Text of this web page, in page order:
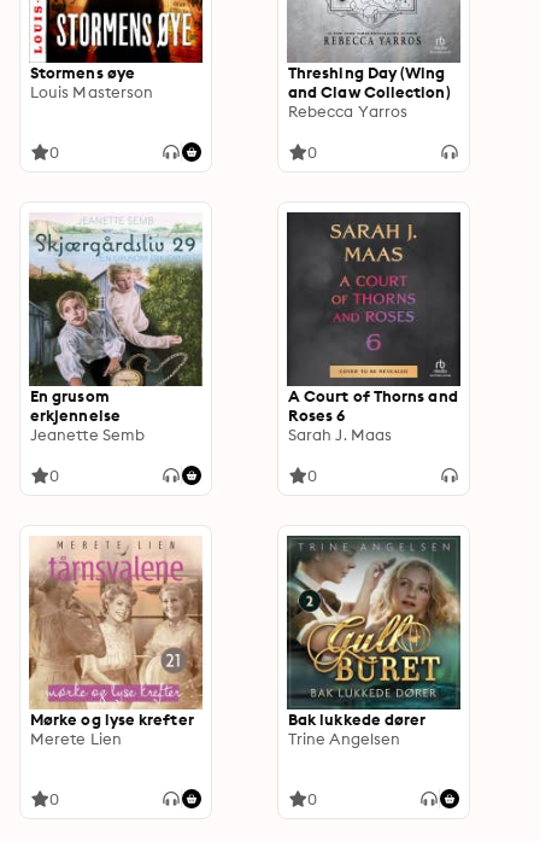
Stormens øye
Louis Masterson
0
Threshing Day (Wing
and Claw Collection)
Rebecca Yarros
0
En grusom
erkjennelse
Jeanette Semb
0
A Court of Thorns and
Roses 6
Sarah J. Maas
0
Mørke og lyse krefter
Merete Lien
0
Bak lukkede dører
Trine Angelsen
0